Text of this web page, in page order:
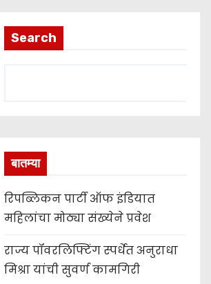
Search
बातम्या
रिपब्लिकन पार्टी ऑफ इंडियात
महिलांचा मोठ्या संख्येने प्रवेश
राज्य पॉवरलिफ्टिंग स्पर्धेत अनुराधा
मिश्रा यांची सुवर्ण कामगिरी